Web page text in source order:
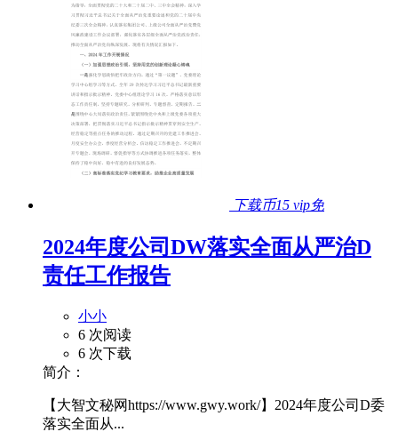
下载币15 vip免
2024年度公司DW落实全面从严治D
责任工作报告
小小
6 次阅读
6 次下载
简介：
【大智文秘网https://www.gwy.work/】2024年度公司D委
落实全面从...